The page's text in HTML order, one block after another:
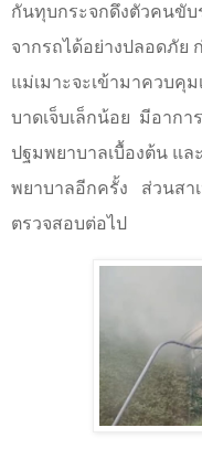
กันทุบกระจกดึงตัวคนขับ
จากรถได้อย่างปลอดภัย
แม่เมาะจะเข้ามาควบคุม
บาดเจ็บเล็กน้อย มีอากา
ปฐมพยาบาลเบื้องต้น แล
พยาบาลอีกครั้ง
ส่วนสา
ตรวจสอบต่อไป